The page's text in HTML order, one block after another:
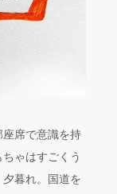
席で意識を持
ゃはすごくう
暮れ。国道を